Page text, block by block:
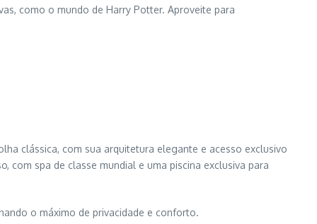
como o mundo de Harry Potter. Aproveite para
clássica, com sua arquitetura elegante e acesso exclusivo
com spa de classe mundial e uma piscina exclusiva para
o máximo de privacidade e conforto.